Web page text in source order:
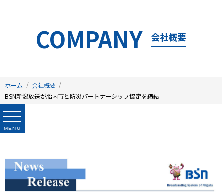
アナウンサー
ニュース
コンテンツ・アプリ
キッズ ケンジュ 愛の募金
COMPANY 会社概要
ホーム
会社概要
BSN新潟放送が胎内市と防災パートナーシップ協定を締結
MENU